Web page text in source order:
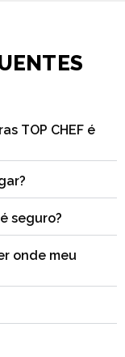
TOP CHEF é
seguro?
onde meu